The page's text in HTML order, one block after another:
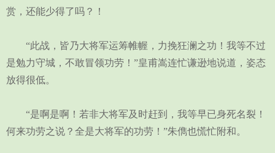
赏，还能少得了吗？！
“此战，皆乃大将军运筹帷幄，力挽狂澜之功！我等不过
是勉力守城，不敢冒领功劳！”皇甫嵩连忙谦逊地说道，姿态
放得很低。
“是啊是啊！若非大将军及时赶到，我等早已身死名裂！
何来功劳之说？全是大将军的功劳！”朱儁也慌忙附和。